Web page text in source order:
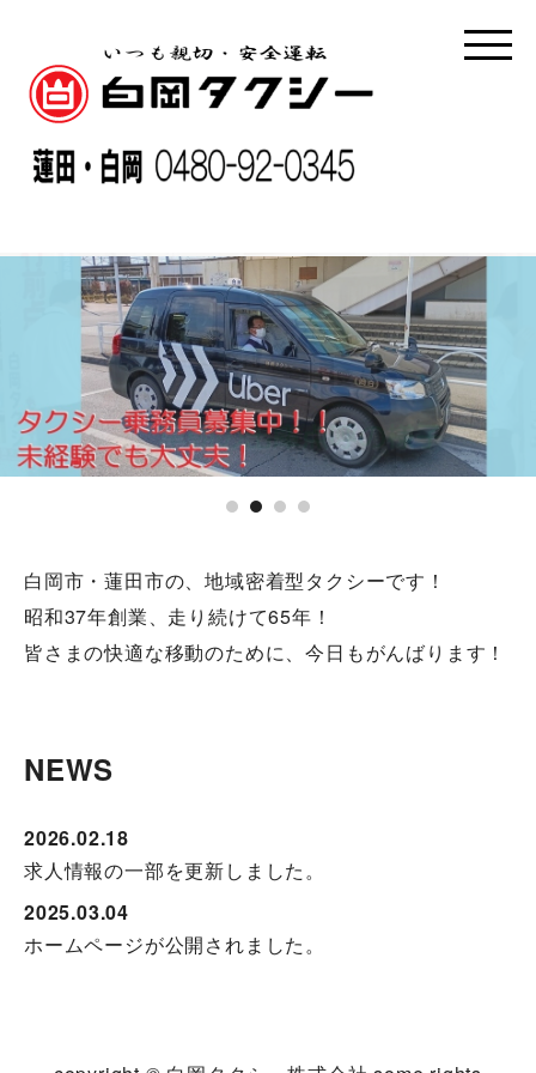
白岡市・蓮田市の、地域密着型タクシーです！
昭和37年創業、走り続けて65年！
皆さまの快適な移動のために、今日もがんばります！
NEWS
2026.02.18
求人情報の一部を更新しました。
2025.03.04
ホームページが公開されました。